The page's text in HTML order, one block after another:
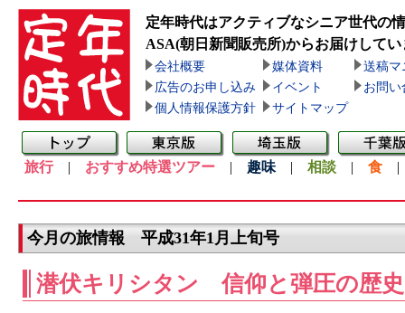
定年時代はアクティブなシニア世代の
ASA(朝日新聞販売所)からお届けしてい
会社概要 媒体資料
送稿マ
広告のお申し込み
イベント
お問い
個人情報保護方針
サイトマップ
旅行| おすすめ特選ツアー | 趣味 | 相談 | 食
今月の旅情報 平成31年1月上旬号
潜伏キリシタン 信仰と弾圧の歴史